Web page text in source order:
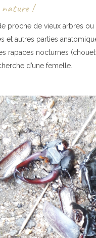
nature !
proche de vieux arbres
et autres parties
rapaces nocturnes
d’une femelle.